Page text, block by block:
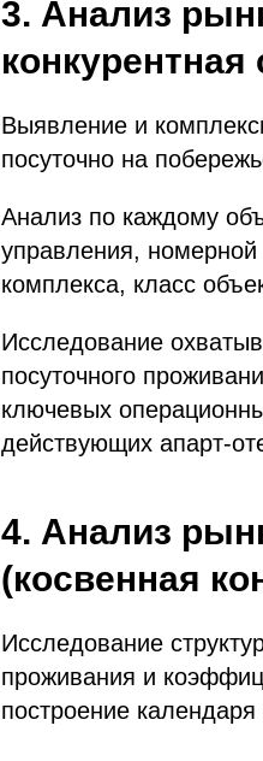
3. Анализ
конкурентная
Выявление и
посуточно на
Анализ по каждому
управления,
комплекса, класс
Исследование
посуточного
ключевых
действующих апарт-
4. Анализ
(косвенная
Исследование
проживания и
построение календаря